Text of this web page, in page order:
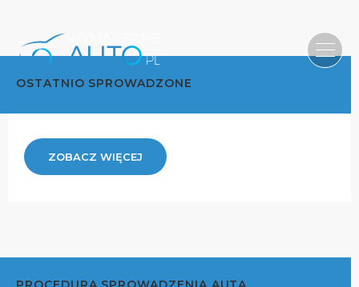
OSTATNIO SPROWADZONE
ZOBACZ WIĘCEJ